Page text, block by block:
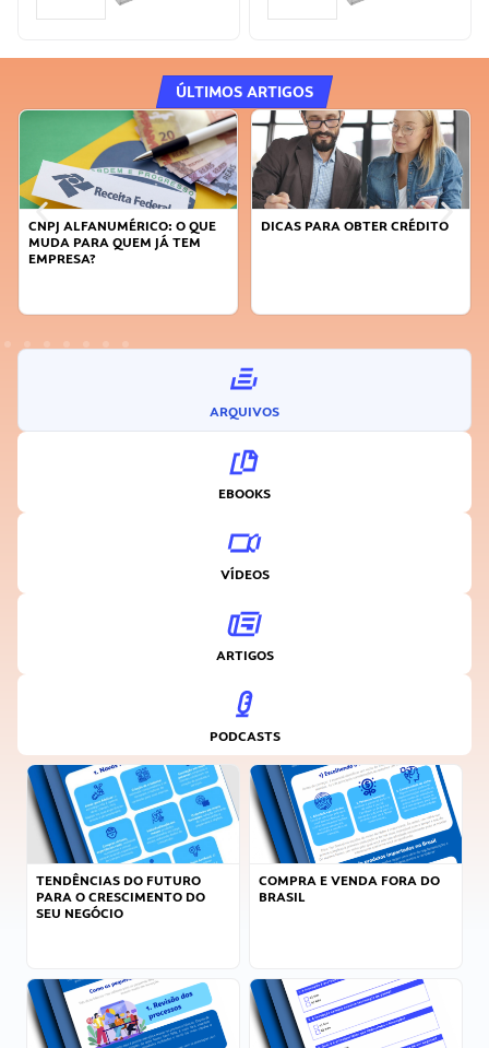
ÚLTIMOS ARTIGOS
CNPJ ALFANUMÉRICO: O QUE
MUDA PARA QUEM JÁ TEM
EMPRESA?
DICAS PARA OBTER CRÉDITO
ARQUIVOS
EBOOKS
VÍDEOS
ARTIGOS
PODCASTS
TENDÊNCIAS DO FUTURO
PARA O CRESCIMENTO DO
SEU NEGÓCIO
COMPRA E VENDA FORA DO
BRASIL